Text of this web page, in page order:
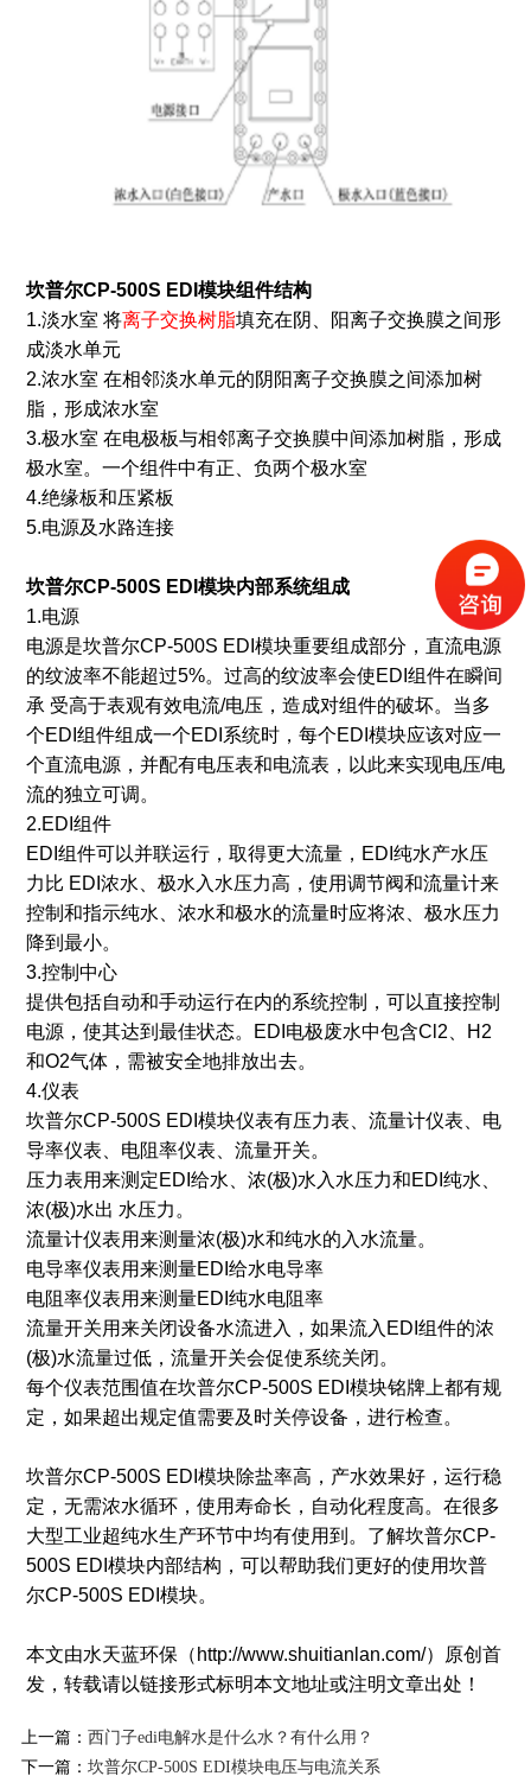
坎普尔CP-500S EDI模块组件结构
1.淡水室 将离子交换树脂填充在阴、阳离子交换膜之间形
成淡水单元
2.浓水室 在相邻淡水单元的阴阳离子交换膜之间添加树
脂，形成浓水室
3.极水室 在电极板与相邻离子交换膜中间添加树脂，形成
极水室。一个组件中有正、负两个极水室
4.绝缘板和压紧板
5.电源及水路连接
坎普尔CP-500S EDI模块内部系统组成
1.电源
电源是坎普尔CP-500S EDI模块重要组成部分，直流电源
的纹波率不能超过5%。过高的纹波率会使EDI组件在瞬间
承 受高于表观有效电流/电压，造成对组件的破坏。当多
个EDI组件组成一个EDI系统时，每个EDI模块应该对应一
个直流电源，并配有电压表和电流表，以此来实现电压/电
流的独立可调。
2.EDI组件
EDI组件可以并联运行，取得更大流量，EDI纯水产水压
力比 EDI浓水、极水入水压力高，使用调节阀和流量计来
控制和指示纯水、浓水和极水的流量时应将浓、极水压力
降到最小。
3.控制中心
提供包括自动和手动运行在内的系统控制，可以直接控制
电源，使其达到最佳状态。EDI电极废水中包含Cl2、H2
和O2气体，需被安全地排放出去。
4.仪表
坎普尔CP-500S EDI模块仪表有压力表、流量计仪表、电
导率仪表、电阻率仪表、流量开关。
压力表用来测定EDI给水、浓(极)水入水压力和EDI纯水、
浓(极)水出 水压力。
流量计仪表用来测量浓(极)水和纯水的入水流量。
电导率仪表用来测量EDI给水电导率
电阻率仪表用来测量EDI纯水电阻率
流量开关用来关闭设备水流进入，如果流入EDI组件的浓
(极)水流量过低，流量开关会促使系统关闭。
每个仪表范围值在坎普尔CP-500S EDI模块铭牌上都有规
定，如果超出规定值需要及时关停设备，进行检查。
坎普尔CP-500S EDI模块除盐率高，产水效果好，运行稳
定，无需浓水循环，使用寿命长，自动化程度高。在很多
大型工业超纯水生产环节中均有使用到。了解坎普尔CP-
500S EDI模块内部结构，可以帮助我们更好的使用坎普
尔CP-500S EDI模块。
本文由水天蓝环保（http://www.shuitianlan.com/）原创首
发，转载请以链接形式标明本文地址或注明文章出处！
上一篇： 西门子edi电解水是什么水？有什么用？
下一篇： 坎普尔CP-500S EDI模块电压与电流关系